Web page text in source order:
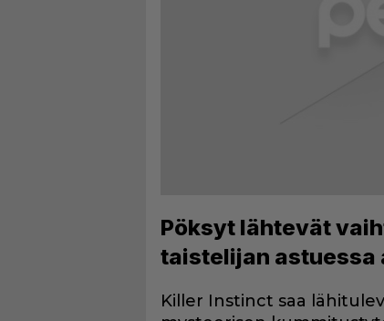
Pöksyt lähtevät
taistelijan astuessa
Killer Instinct saa